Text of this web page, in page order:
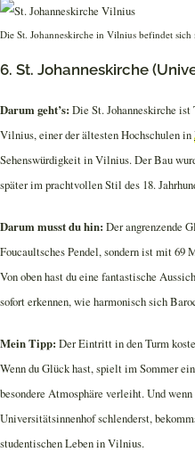
Die St. Johanneskirche in Vilnius befindet
6. St. Johanneskirche
Darum geht’s: Die St. Johanneskirche
Vilnius, einer der ältesten Hochschulen in
Sehenswürdigkeit in Vilnius. Der Bau
später im prachtvollen Stil des 18.
Darum musst du hin: Der angrenzende
Foucaultsches Pendel, sondern ist mit 69
Von oben hast du eine fantastische
sofort erkennen, wie harmonisch sich
Mein Tipp: Der Eintritt in den Turm
Wenn du Glück hast, spielt im Sommer
besondere Atmosphäre verleiht. Und wenn
Universitätsinnenhof schlenderst,
studentischen Leben in Vilnius.